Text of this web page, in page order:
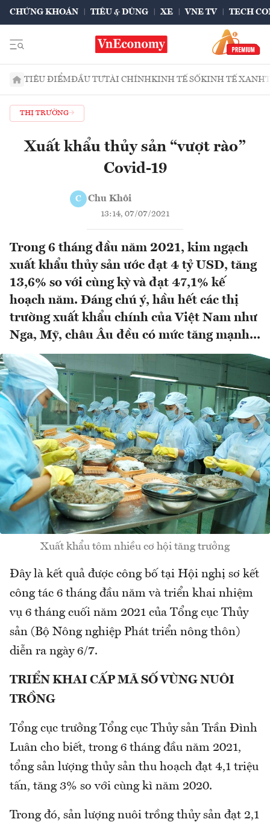
CHỨNG KHOÁN TIÊU & DÙNG XE VNE TV TECH
TIÊU ĐIỂMĐẦU TƯTÀI CHÍNHKINH TẾ SỐKINH TẾ XANH
THỊ TRƯỜNG
Xuất khẩu thủy sản “vượt rào”
Covid-19
C Chu Khôi
13:14, 07/07/2021
Trong 6 tháng đầu năm 2021, kim ngạch
xuất khẩu thủy sản ước đạt 4 tỷ USD, tăng
13,6% so với cùng kỳ và đạt 47,1% kế
hoạch năm. Đáng chú ý, hầu hết các thị
trường xuất khẩu chính của Việt Nam như
Nga, Mỹ, châu Âu đều có mức tăng mạnh...
Xuất khẩu tôm nhiều cơ hội tăng trưởng
Đây là kết quả được công bố tại Hội nghị sơ kết
công tác 6 tháng đầu năm và triển khai nhiệm
vụ 6 tháng cuối năm 2021 của Tổng cục Thủy
sản (Bộ Nông nghiệp Phát triển nông thôn)
diễn ra ngày 6/7.
TRIỂN KHAI CẤP MÃ SỐ VÙNG NUÔI
TRỒNG
Tổng cục trưởng Tổng cục Thủy sản Trần Đình
Luân cho biết, trong 6 tháng đầu năm 2021,
tổng sản lượng thủy sản thu hoạch đạt 4,1 triệu
tấn, tăng 3% so với cùng kì năm 2020.
Trong đó, sản lượng nuôi trồng thủy sản đạt 2,1